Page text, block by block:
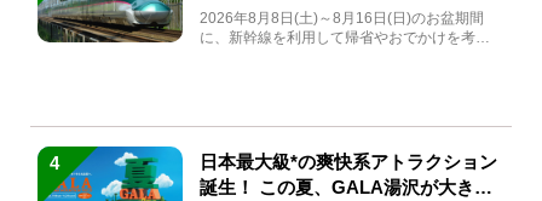
急券も解説
2026年8月8日(土)～8月16日(日)のお盆期間
に、新幹線を利用して帰省やおでかけを考え
4
日本最大級*の爽快系アトラクション
誕生！ この夏、GALA湯沢が大きく